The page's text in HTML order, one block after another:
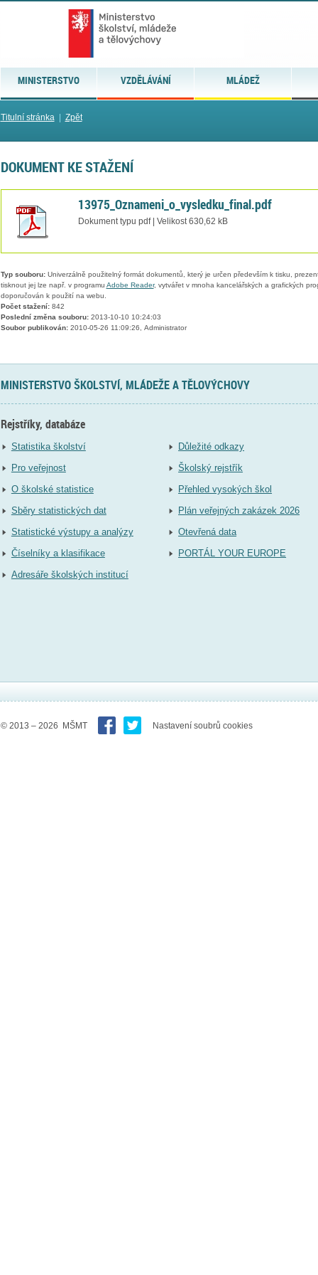
MINISTERSTVO VZDĚLÁVÁNÍ MLÁDEŽ
Titulní stránka| Zpět
DOKUMENT KE STAŽENÍ
13975_Oznameni_o_vysledku_final.pdf
Dokument typu pdf | Velikost 630,62 kB
Typ souboru:Univerzálně použitelný formát dokumentů, který je určen především k tisku,
tisknout jej lze např. v programu Adobe Reader, vytvářet v mnoha kancelářských a grafických
doporučován k použití na webu.
Počet stažení:842
Poslední změna souboru:2013-10-10 10:24:03
Soubor publikován:2010-05-26 11:09:26, Administrator
MINISTERSTVO ŠKOLSTVÍ, MLÁDEŽE A TĚLOVÝCHOVY
Rejstříky, databáze
Statistika školství
Pro veřejnost
O školské statistice
Sběry statistických dat
Statistické výstupy a analýzy
Číselníky a klasifikace
Adresáře školských institucí
Důležité odkazy
Školský rejstřík
Přehled vysokých škol
Plán veřejných zakázek 2026
Otevřená data
PORTÁL YOUR EUROPE
© 2013 – 2026 MŠMT Nastavení soubrů cookies